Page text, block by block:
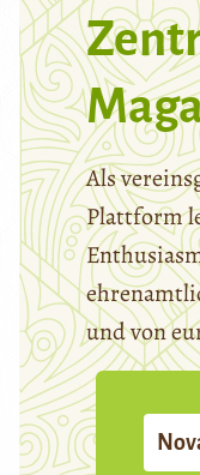
Als
Plattform
und von